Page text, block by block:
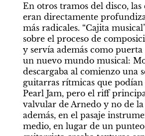
En otros tramos del disco, las
eran directamente
más radicales. “Cajita
sobre el proceso de
y servía además como puerta
un nuevo mundo musical:
descargaba al comienzo una
guitarras rítmicas que
Pearl Jam, pero el riff
valvular de Arnedo y no de
además, en el pasaje
medio, en lugar de un